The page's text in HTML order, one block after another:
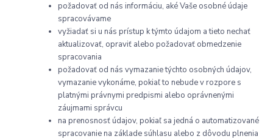
požadovať od nás informáciu, aké Vaše osobné údaje
spracovávame
vyžiadať si u nás prístup k týmto údajom a tieto nechať
aktualizovať, opraviť alebo požadovať obmedzenie
spracovania
požadovať od nás vymazanie týchto osobných údajov,
vymazanie vykonáme, pokiaľ to nebude v rozpore s
platnými právnymi predpismi alebo oprávnenými
záujmami správcu
na prenosnosť údajov, pokiaľ sa jedná o automatizované
spracovanie na základe súhlasu alebo z dôvodu plnenia